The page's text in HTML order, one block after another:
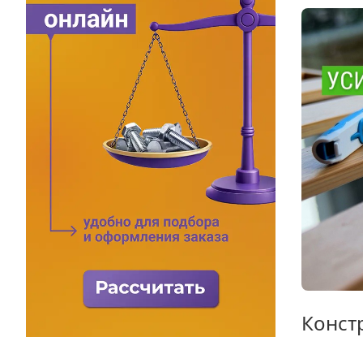
Скобяные изделия и мебельная фурнитура